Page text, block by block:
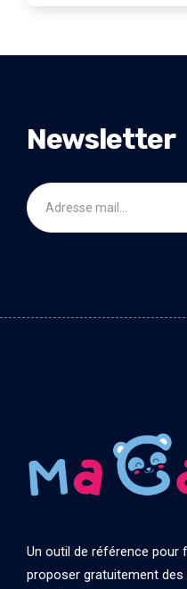
Newsletter
Un outil de référence pour
proposer gratuitement